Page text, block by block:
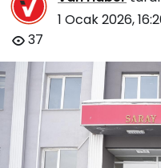
1 Ocak 2026,
37